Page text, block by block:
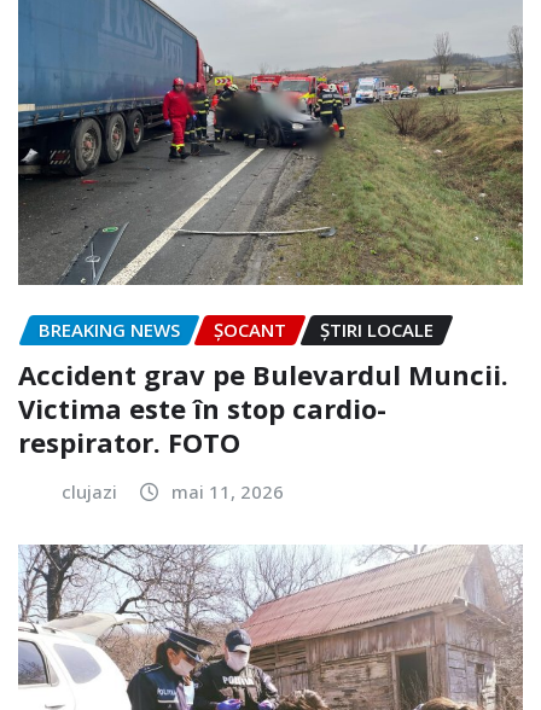
BREAKING NEWS ȘOCANT ȘTIRI LOCALE
Accident grav pe Bulevardul Muncii.
Victima este în stop cardio-
respirator. FOTO
clujazi mai 11, 2026